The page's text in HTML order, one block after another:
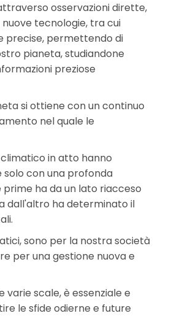
osservazioni dirette,
tecnologie, tra cui
precise, permettendo di
pianeta, studiandone
preziose
si ottiene con un continuo
nel quale le
in atto hanno
solo con una profonda
ha da un lato riacceso
dall'altro ha determinato il
sono per la nostra società
per una gestione nuova e
scale, è essenziale e
le sfide odierne e future